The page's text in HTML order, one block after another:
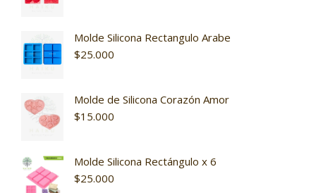
Molde Silicona Rectangulo Arabe
$25.000
Molde de Silicona Corazón Amor
$15.000
Molde Silicona Rectángulo x 6
$25.000